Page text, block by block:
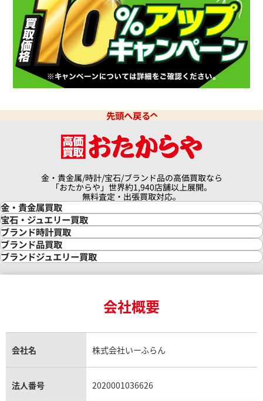
先頭へ戻る
金・貴金属/時計/宝石/ブランド品の高価買取なら
「おたからや」世界約1,940店舗以上展開。
無料査定・出張買取対応。
金・貴金属買取
金買取
金の相場価格情報
金の参考買取価格一覧
インゴット買取
インゴットの相場価格情報
24金買取
金貨買取
貴金属買取
銀・シルバー買取
パラジウム買取
宝石・ジュエリー買取
宝石・ジュエリー買取
ダイヤモンド買取
ダイヤモンド・宝石の参考価格一覧
リング・結婚指輪買取
エメラルド買取
トパーズ買取
タンザナイト買取
キャッツアイ買取
ブランド時計買取
時計買取
ロレックス買取
ロレックス デイトナ買取
ロレックス サブマリーナー買取
ロレックス エクスプローラー買取
ロレックス デイトジャスト買取
パテック フィリップノーチラス買取
ヴァシュロン・コンスタンタン買取
ブランド品買取
ブランド買取
シャネル マトラッセ買取
セリーヌ買取
ブランドジュエリー買取
ヴァンクリーフ＆アーペル買取
ショーメ買取
ダミアーニ買取
会社概要
会社名 株式会社いーふらん
法人番号 2020001036626